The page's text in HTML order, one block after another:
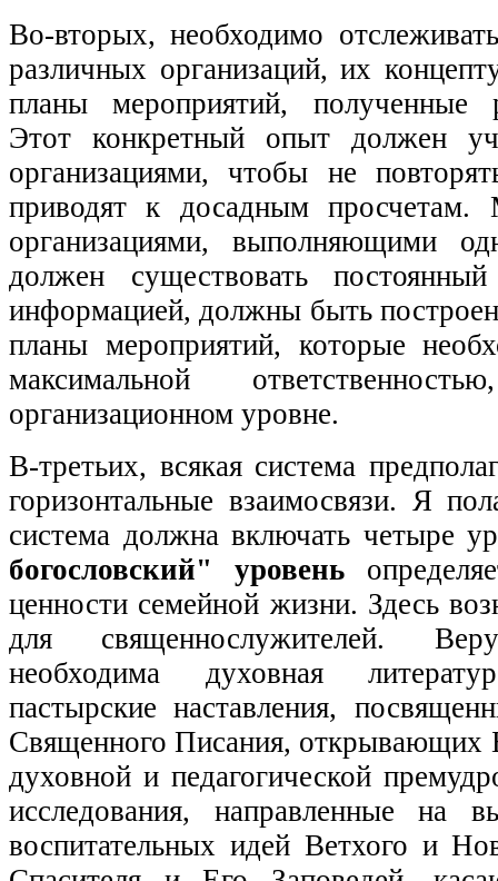
Во-вторых, необходимо
различных организаций, их
планы мероприятий, полученные
Этот конкретный опыт должен
организациями, чтобы не
приводят к досадным
организациями, выполняющими
должен существовать
информацией, должны быть
планы мероприятий, которые
максимальной
организационном уровне.
В-третьих, всякая система
горизонтальные взаимосвязи. Я
система должна включать четыре
богословский" уровень
ценности семейной жизни. Здесь
для священнослужителей.
необходима духовная
пастырские наставления,
Священного Писания, открывающих
духовной и педагогической
исследования, направленные на
воспитательных идей Ветхого и